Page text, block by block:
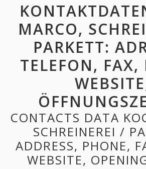
MARCO,
PARKETT:
TELEFON, FAX,
CONTACTS DATA
SCHREINEREI /
ADDRESS, PHONE,
WEBSITE,